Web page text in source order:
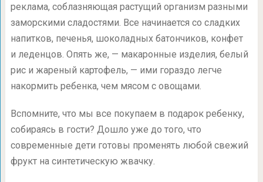
реклама, соблазняющая растущий организм разными
заморскими сладостями. Все начинается со сладких
напитков, печенья, шоколадных батончиков, конфет
и леденцов. Опять же, — макаронные изделия, белый
рис и жареный картофель, — ими гораздо легче
накормить ребенка, чем мясом с овощами.
Вспомните, что мы все покупаем в подарок ребенку,
собираясь в гости? Дошло уже до того, что
современные дети готовы променять любой свежий
фрукт на синтетическую жвачку.